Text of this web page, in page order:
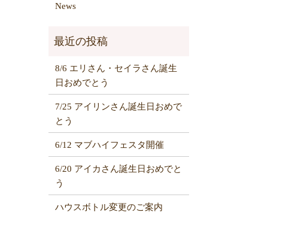
News
8/6 エリさん・セイラさん誕生
日おめでとう
7/25 アイリンさん誕生日おめで
とう
6/12 マブハイフェスタ開催
6/20 アイカさん誕生日おめでと
う
ハウスボトル変更のご案内